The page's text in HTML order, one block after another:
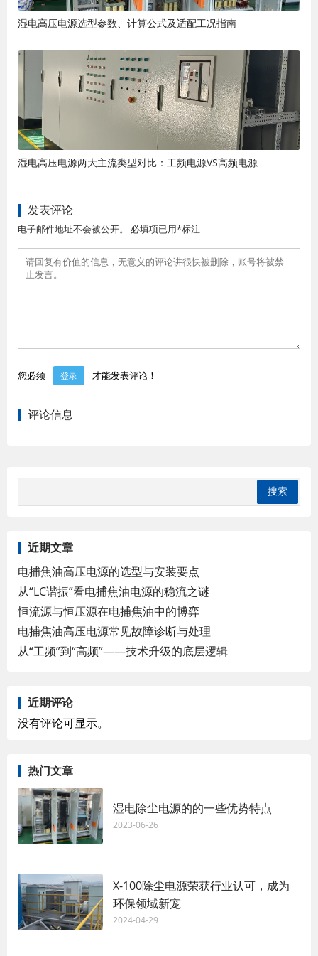
湿电高压电源选型参数、计算公式及适配工况指南
湿电高压电源两大主流类型对比：工频电源VS高频电源
发表评论
电子邮件地址不会被公开。 必填项已用*标注
您必须 登录 才能发表评论！
评论信息
近期文章
电捕焦油高压电源的选型与安装要点
从“LC谐振”看电捕焦油电源的稳流之谜
恒流源与恒压源在电捕焦油中的博弈
电捕焦油高压电源常见故障诊断与处理
从“工频”到“高频”——技术升级的底层逻辑
近期评论
没有评论可显示。
热门文章
湿电除尘电源的的一些优势特点
2023-06-26
X-100除尘电源荣获行业认可，成为
环保领域新宠
2024-04-29